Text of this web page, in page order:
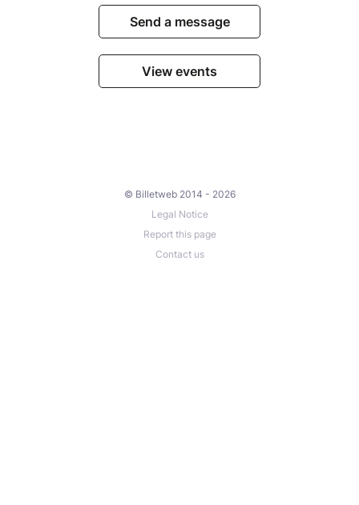
Send a message
View events
© Billetweb 2014 - 2026
Legal Notice
Report this page
Contact us